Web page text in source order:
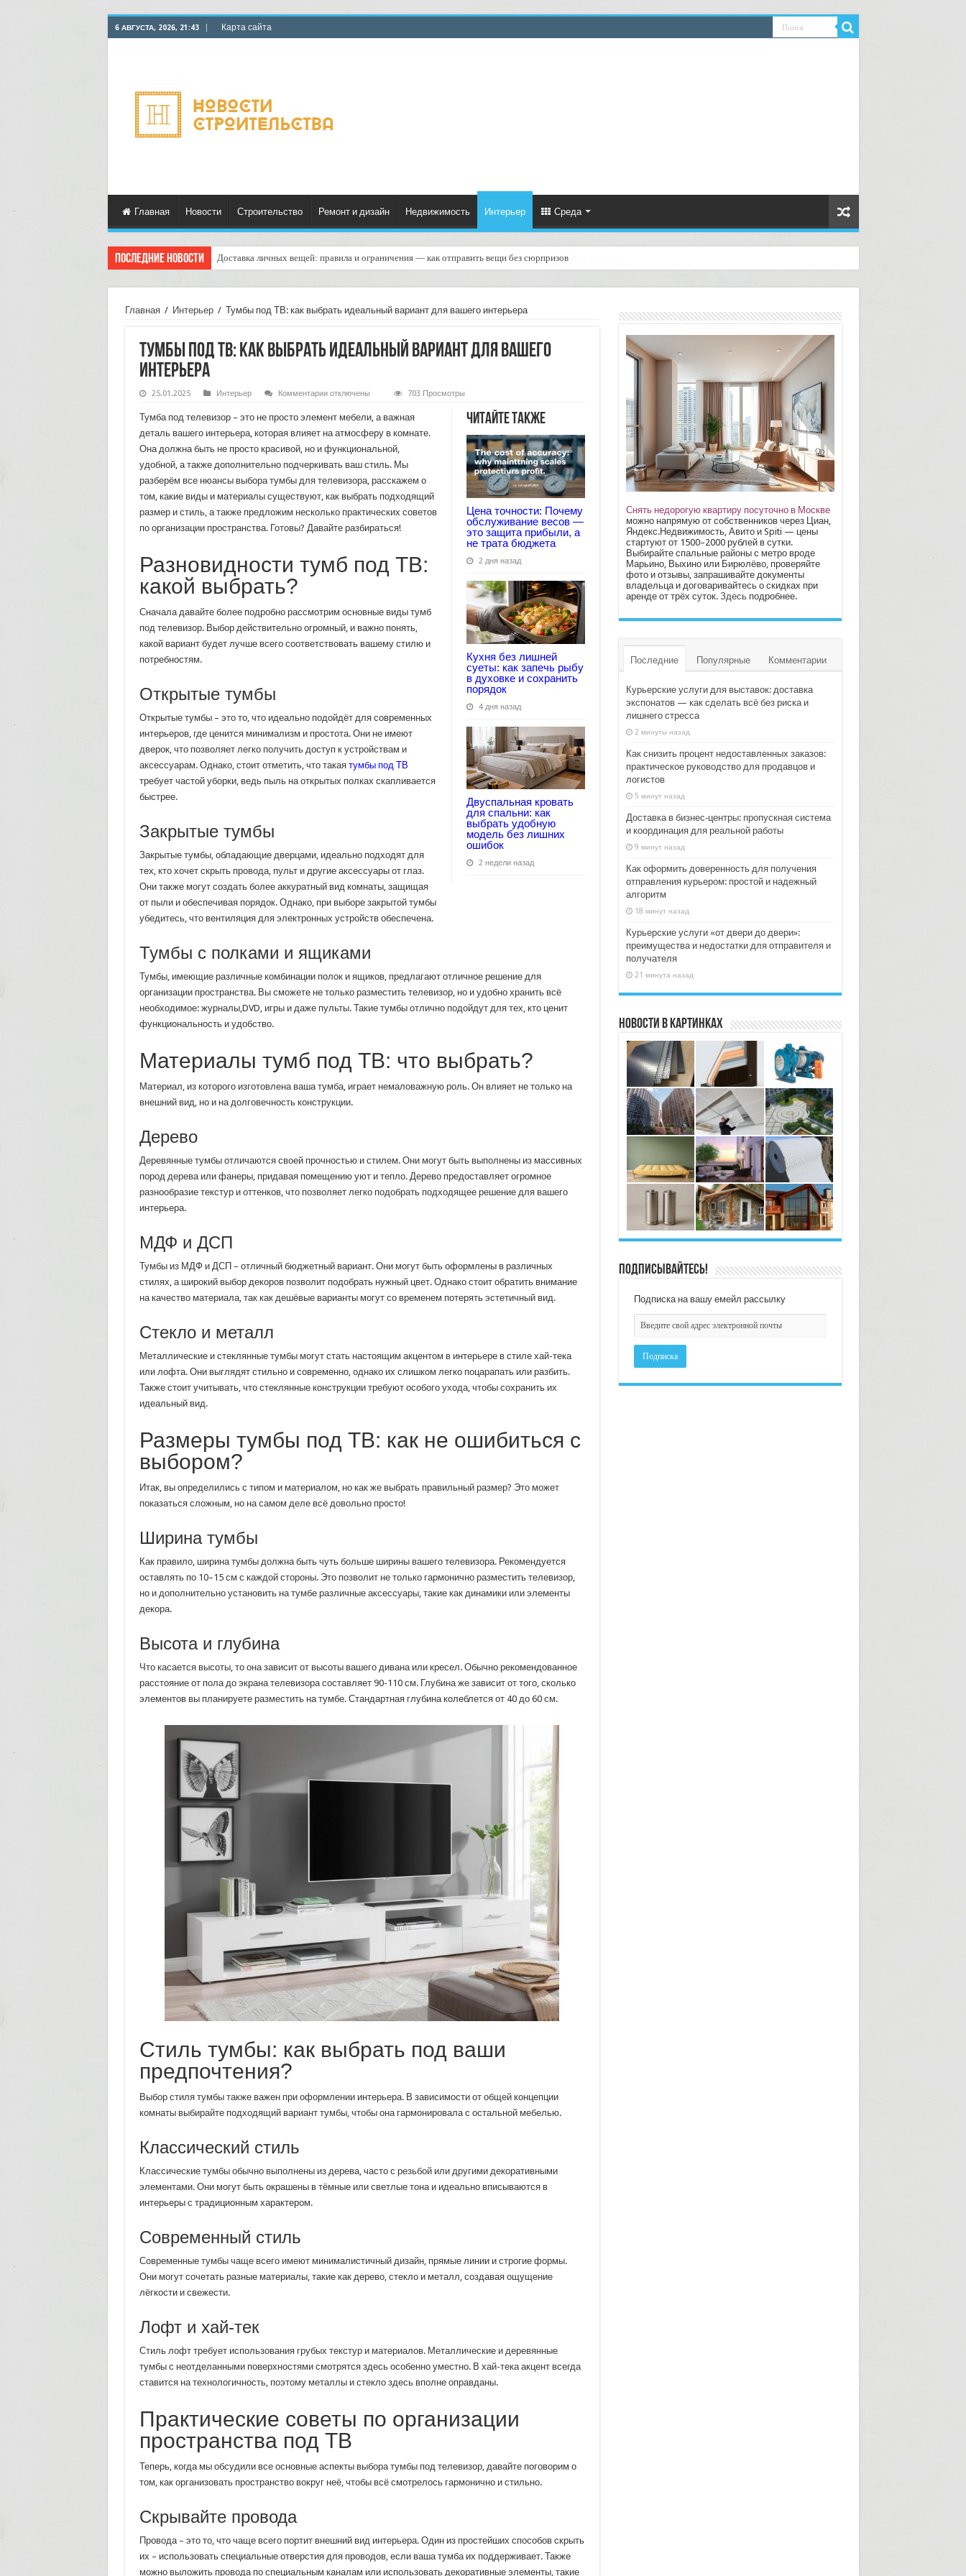
6 АВГУСТА, 2026, 21:43 Карта сайта
Главная Новости Строительство Ремонт и дизайн Недвижимость Интерьер Среда
Последние новости Доставка личных вещей: правила и ограничения — как отправить вещи без сюрпризов
Главная / Интерьер / Тумбы под ТВ: как выбрать идеальный вариант для вашего интерьера
Тумбы под ТВ: как выбрать идеальный вариант для вашего
интерьера
25.01.2025 Интерьер Комментариик
под
ТВ:
как
выбрать
вариант
для
вашего
интерьера
отключены 703 Просмотры
Читайте также
Цена точности: Почему
обслуживание весов —
это защита прибыли, а
не трата бюджета
2 дня назад
Кухня без лишней
суеты: как запечь рыбу
в духовке и сохранить
порядок
4 дня назад
Двуспальная кровать
для спальни: как
выбрать удобную
модель без лишних
ошибок
2 недели назад
Тумба под телевизор – это не просто элемент мебели, а важная
деталь вашего интерьера, которая влияет на атмосферу в комнате.
Она должна быть не просто красивой, но и функциональной,
удобной, а также дополнительно подчеркивать ваш стиль. Мы
разберём все нюансы выбора тумбы для телевизора, расскажем о
том, какие виды и материалы существуют, как выбрать подходящий
размер и стиль, а также предложим несколько практических советов
по организации пространства. Готовы? Давайте разбираться!
Разновидности тумб под ТВ:
какой выбрать?
Сначала давайте более подробно рассмотрим основные виды тумб
под телевизор. Выбор действительно огромный, и важно понять,
какой вариант будет лучше всего соответствовать вашему стилю и
потребностям.
Открытые тумбы
Открытые тумбы – это то, что идеально подойдёт для современных
интерьеров, где ценится минимализм и простота. Они не имеют
дверок, что позволяет легко получить доступ к устройствам и
аксессуарам. Однако, стоит отметить, что такая тумбы под ТВ
требует частой уборки, ведь пыль на открытых полках скапливается
быстрее.
Закрытые тумбы
Закрытые тумбы, обладающие дверцами, идеально подходят для
тех, кто хочет скрыть провода, пульт и другие аксессуары от глаз.
Они также могут создать более аккуратный вид комнаты, защищая
от пыли и обеспечивая порядок. Однако, при выборе закрытой тумбы
убедитесь, что вентиляция для электронных устройств обеспечена.
Тумбы с полками и ящиками
Тумбы, имеющие различные комбинации полок и ящиков, предлагают отличное решение для
организации пространства. Вы сможете не только разместить телевизор, но и удобно хранить всё
необходимое: журналы,DVD, игры и даже пульты. Такие тумбы отлично подойдут для тех, кто ценит
функциональность и удобство.
Материалы тумб под ТВ: что выбрать?
Материал, из которого изготовлена ваша тумба, играет немаловажную роль. Он влияет не только на
внешний вид, но и на долговечность конструкции.
Дерево
Деревянные тумбы отличаются своей прочностью и стилем. Они могут быть выполнены из массивных
пород дерева или фанеры, придавая помещению уют и тепло. Дерево предоставляет огромное
разнообразие текстур и оттенков, что позволяет легко подобрать подходящее решение для вашего
интерьера.
МДФ и ДСП
Тумбы из МДФ и ДСП – отличный бюджетный вариант. Они могут быть оформлены в различных
стилях, а широкий выбор декоров позволит подобрать нужный цвет. Однако стоит обратить внимание
на качество материала, так как дешёвые варианты могут со временем потерять эстетичный вид.
Стекло и металл
Металлические и стеклянные тумбы могут стать настоящим акцентом в интерьере в стиле хай-тека
или лофта. Они выглядят стильно и современно, однако их слишком легко поцарапать или разбить.
Также стоит учитывать, что стеклянные конструкции требуют особого ухода, чтобы сохранить их
идеальный вид.
Размеры тумбы под ТВ: как не ошибиться с
выбором?
Итак, вы определились с типом и материалом, но как же выбрать правильный размер? Это может
показаться сложным, но на самом деле всё довольно просто!
Ширина тумбы
Как правило, ширина тумбы должна быть чуть больше ширины вашего телевизора. Рекомендуется
оставлять по 10–15 см с каждой стороны. Это позволит не только гармонично разместить телевизор,
но и дополнительно установить на тумбе различные аксессуары, такие как динамики или элементы
декора.
Высота и глубина
Что касается высоты, то она зависит от высоты вашего дивана или кресел. Обычно рекомендованное
расстояние от пола до экрана телевизора составляет 90-110 см. Глубина же зависит от того, сколько
элементов вы планируете разместить на тумбе. Стандартная глубина колеблется от 40 до 60 см.
Стиль тумбы: как выбрать под ваши
предпочтения?
Выбор стиля тумбы также важен при оформлении интерьера. В зависимости от общей концепции
комнаты выбирайте подходящий вариант тумбы, чтобы она гармонировала с остальной мебелью.
Классический стиль
Классические тумбы обычно выполнены из дерева, часто с резьбой или другими декоративными
элементами. Они могут быть окрашены в тёмные или светлые тона и идеально вписываются в
интерьеры с традиционным характером.
Современный стиль
Современные тумбы чаще всего имеют минималистичный дизайн, прямые линии и строгие формы.
Они могут сочетать разные материалы, такие как дерево, стекло и металл, создавая ощущение
лёгкости и свежести.
Лофт и хай-тек
Стиль лофт требует использования грубых текстур и материалов. Металлические и деревянные
тумбы с неотделанными поверхностями смотрятся здесь особенно уместно. В хай-тека акцент всегда
ставится на технологичность, поэтому металлы и стекло здесь вполне оправданы.
Практические советы по организации
пространства под ТВ
Теперь, когда мы обсудили все основные аспекты выбора тумбы под телевизор, давайте поговорим о
том, как организовать пространство вокруг неё, чтобы всё смотрелось гармонично и стильно.
Скрывайте провода
Провода – это то, что чаще всего портит внешний вид интерьера. Один из простейших способов скрыть
их – использовать специальные отверстия для проводов, если ваша тумба их поддерживает. Также
можно выложить провода по специальным каналам или использовать декоративные элементы, такие
Снять недорогую квартиру посуточно в Москве
можно напрямую от собственников через Циан,
Яндекс.Недвижимость, Авито и Spiti — цены
стартуют от 1500–2000 рублей в сутки.
Выбирайте спальные районы с метро вроде
Марьино, Выхино или Бирюлёво, проверяйте
фото и отзывы, запрашивайте документы
владельца и договаривайтесь о скидках при
аренде от трёх суток. Здесьподробнее.
Последние Популярные Комментарии
Курьерские услуги для выставок: доставка
экспонатов — как сделать всё без риска и
лишнего стресса
2 минуты назад
Как снизить процент недоставленных заказов:
практическое руководство для продавцов и
логистов
5 минут назад
Доставка в бизнес‑центры: пропускная система
и координация для реальной работы
9 минут назад
Как оформить доверенность для получения
отправления курьером: простой и надежный
алгоритм
18 минут назад
Курьерские услуги «от двери до двери»:
преимущества и недостатки для отправителя и
получателя
21 минута назад
Новости в картинках
Подписывайтесь!
Подписка на вашу емейл рассылку